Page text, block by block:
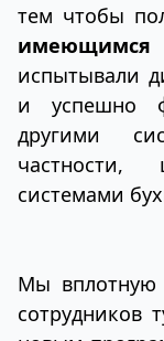
тем чтобы
имеющимся
испытывали
и успешно
другими
частности,
системами
Мы вплотную
сотрудников